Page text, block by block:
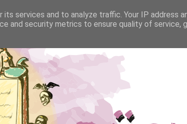
services and to analyze traffic. Your IP address
and security metrics to ensure quality of service,